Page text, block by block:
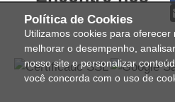
Política de Cookies
Utilizamos cookies para oferecer
melhorar o desempenho,
nosso site e personalizar
você concorda com o uso de